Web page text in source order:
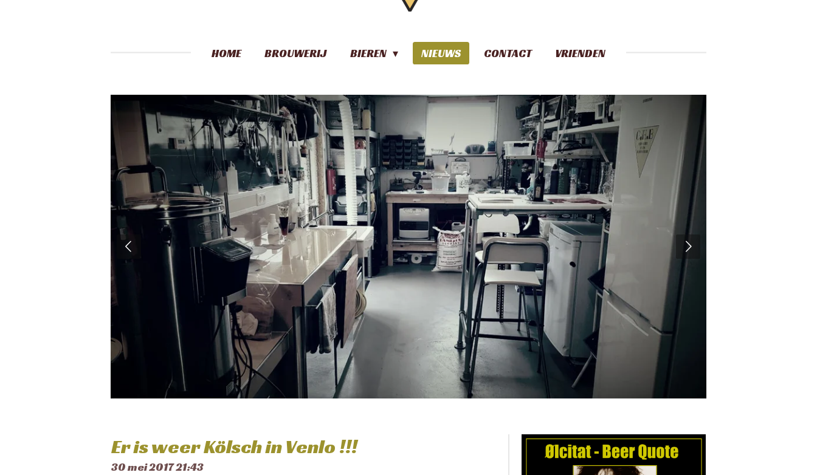
HOME BROUWERIJ BIEREN NIEUWS CONTACT VRIENDEN
Er is weer Kölsch in Venlo !!!
30 mei 201721:43